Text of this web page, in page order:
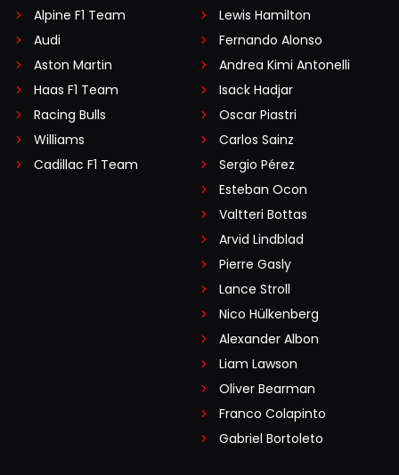
Alpine F1 Team
Audi
Aston Martin
Haas F1 Team
Racing Bulls
Williams
Cadillac F1 Team
Lewis Hamilton
Fernando Alonso
Andrea Kimi Antonelli
Isack Hadjar
Oscar Piastri
Carlos Sainz
Sergio Pérez
Esteban Ocon
Valtteri Bottas
Arvid Lindblad
Pierre Gasly
Lance Stroll
Nico Hülkenberg
Alexander Albon
Liam Lawson
Oliver Bearman
Franco Colapinto
Gabriel Bortoleto